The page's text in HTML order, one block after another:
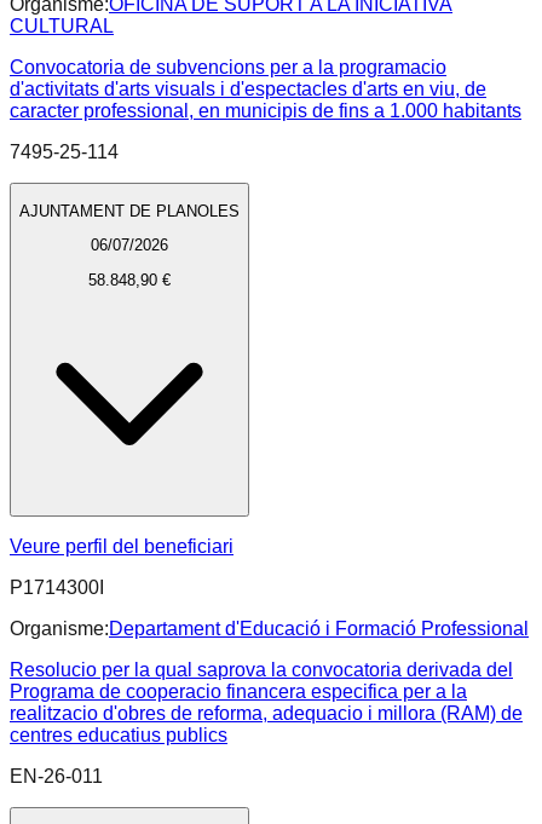
CULTURAL
Convocatoria de subvencions per a la programacio
d'activitats d'arts visuals i d'espectacles d'arts en viu, de
caracter professional, en municipis de fins a 1.000 habitants
7495-25-114
AJUNTAMENT DE PLANOLES
06/07/2026
58.848,90 €
Veure perfil del beneficiari
P1714300I
Organisme:Departament d'Educació i Formació Professional
Resolucio per la qual saprova la convocatoria derivada del
Programa de cooperacio financera especifica per a la
realitzacio d'obres de reforma, adequacio i millora (RAM) de
centres educatius publics
EN-26-011